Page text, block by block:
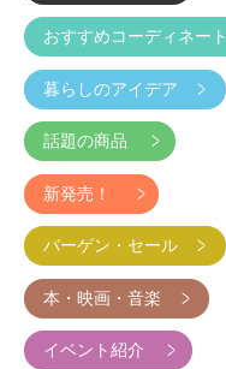
おすすめコーディネート
暮らしのアイデア
話題の商品
新発売！
バーゲン・セール
本・映画・音楽
イベント紹介